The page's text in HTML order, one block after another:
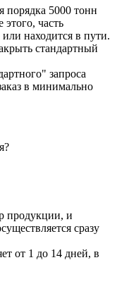
порядка 5000 тонн
часть
находится в пути.
стандартный
запроса
в минимально
продукции, и
сразу
от 1 до 14 дней, в